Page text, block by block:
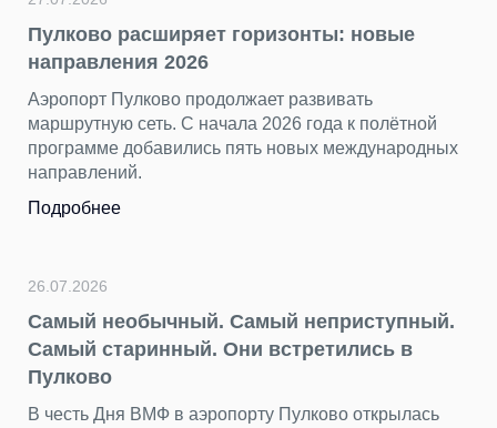
Пулково расширяет горизонты: новые
направления 2026
Аэропорт Пулково продолжает развивать
маршрутную сеть. С начала 2026 года к полётной
программе добавились пять новых международных
направлений.
Подробнее
26.07.2026
Самый необычный. Самый неприступный.
Самый старинный. Они встретились в
Пулково
В честь Дня ВМФ в аэропорту Пулково открылась